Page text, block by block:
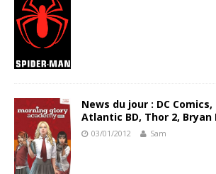
News du jour : DC
Atlantic BD, Thor 2, Bryan
03/01/2012 Sam